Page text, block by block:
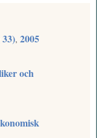
,2005
och